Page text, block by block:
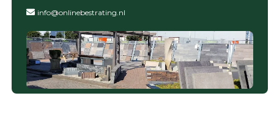
info@onlinebestrating.nl